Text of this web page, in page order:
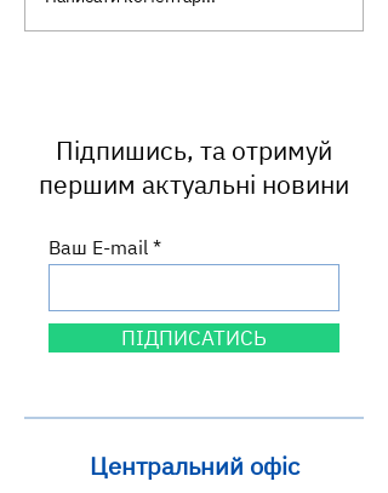
важливий початок
Підпишись, та отримуй
першим актуальні новини
Ваш E-mail
ПІДПИСАТИСЬ
Центральний офіс